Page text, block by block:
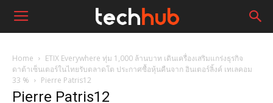
Home
ETIX Everywhere ทุ่ม 1,000 ล้านบาท เดินเครื่องเสริมแกร่งธุรกิจ
ดาต้าเซ็นเตอร์ในไทยรับตลาดโต ประกาศซื้อหุ้นคืนจาก อินเตอร์ลิ้งค์ เทเลคอม
33 %
Pierre Patris12
Pierre Patris12